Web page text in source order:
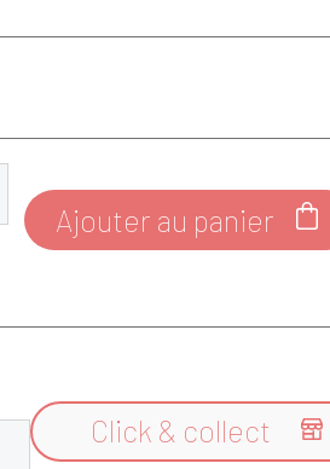

Ajouter au panier

Click & collect